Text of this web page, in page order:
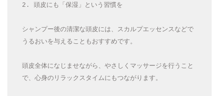
2. 頭皮にも「保湿」という習慣を
シャンプー後の清潔な頭皮には、スカルプエッセンスなどで
うるおいを与えることもおすすめです。
頭皮全体になじませながら、やさしくマッサージを行うこと
で、心身のリラックスタイムにもつながります。